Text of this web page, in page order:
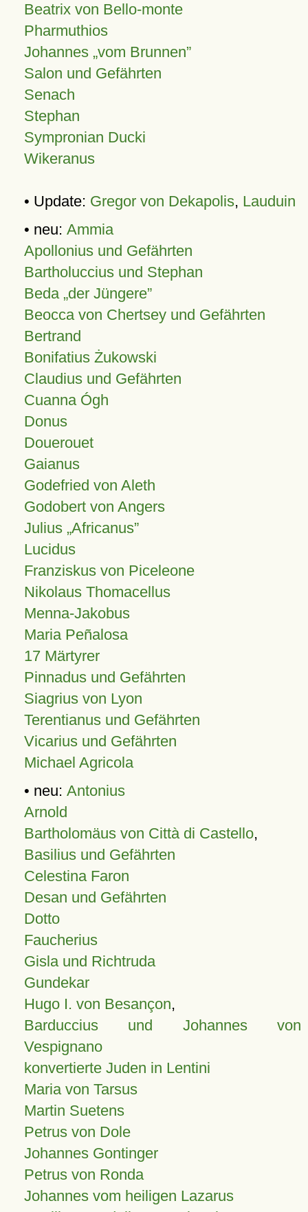
Beatrix von Bello-monte
Pharmuthios
Johannes vom Brunnen
Salon und Gefährten
Senach
Stephan
Sympronian Ducki
Wikeranus
• Update: Gregor von Dekapolis, Lauduin
• neu: Ammia
Apollonius und Gefährten
Bartholuccius und Stephan
Beda „der Jüngere”
Beocca von Chertsey und Gefährten
Bertrand
Bonifatius Żukowski
Claudius und Gefährten
Cuanna Ógh
Donus
Douerouet
Gaianus
Godefried von Aleth
Godobert von Angers
Julius Africanus
Lucidus
Franziskus von Piceleone
Nikolaus Thomacellus
Menna-Jakobus
Maria Peñalosa
17 Märtyrer
Pinnadus und Gefährten
Siagrius von Lyon
Terentianus und Gefährten
Vicarius und Gefährten
Michael Agricola
• neu: Antonius
Arnold
Bartholomäus von Città di Castello,
Basilius und Gefährten
Celestina Faron
Desan und Gefährten
Dotto
Faucherius
Gisla und Richtruda
Gundekar
Hugo I. von Besançon,
Barduccius und Johannes von
Vespignano
konvertierte Juden in Lentini
Maria von Tarsus
Martin Suetens
Petrus von Dole
Johannes Gontinger
Petrus von Ronda
Johannes vom heiligen Lazarus